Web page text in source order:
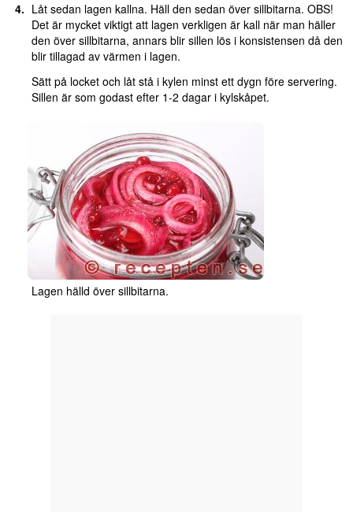
Låt sedan lagen kallna. Häll den sedan över sillbitarna. OBS!
Det är mycket viktigt att lagen verkligen är kall när man häller
den över sillbitarna, annars blir sillen lös i konsistensen då den
blir tillagad av värmen i lagen.
Sätt på locket och låt stå i kylen minst ett dygn före servering.
Sillen är som godast efter 1-2 dagar i kylskåpet.
Lagen hälld över sillbitarna.